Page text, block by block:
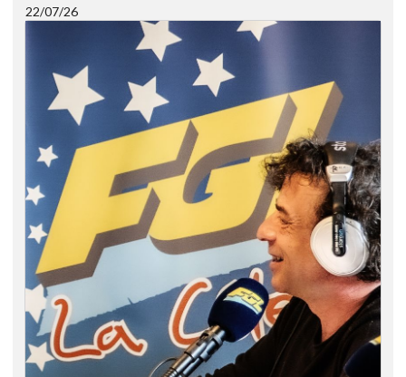
22/07/26